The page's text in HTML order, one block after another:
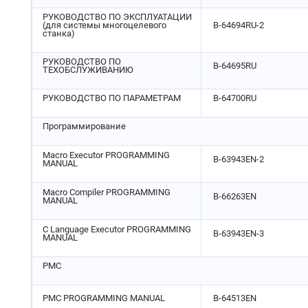
РУКОВОДСТВО ПО ЭКСПЛУАТАЦИИ
(для системы многоцелевого
станка)
B-64694RU-2
РУКОВОДСТВО ПО
ТЕХОБСЛУЖИВАНИЮ
B-64695RU
РУКОВОДСТВО ПО ПАРАМЕТРАМ B-64700RU
Программирование
Macro Executor PROGRAMMING
MANUAL
B-63943EN-2
Macro Compiler PROGRAMMING
MANUAL
B-66263EN
C Language Executor PROGRAMMING
MANUAL
B-63943EN-3
PMC
PMC PROGRAMMING MANUAL B-64513EN
4.73 ПАРАМЕТРЫ РУЧНОГО И АВТОМАТИЧЕСКОГО РЕЖИМОВ РАБОТЫ
(2 ИЗ 2)
4.72 ПАРАМЕТРЫ ЦВЕТОВ ОТОБРАЖЕНИЯ ОКОН (2 ИЗ 2)
4.71 ПАРАМЕТРЫУПРАВЛЕНИЯ ОСЯМИ PMC (2 ИЗ 4)
4.70 ПАРАМЕТРЫ ПЕРЕКЛЮЧЕНИЯ ОСИ
4.69 ПАРАМЕТРЫ УПРАВЛЕНИЯ ОСЯМИ
ДАННЫХ
РАБОТЫ
4.66 ПАРАМЕТРЫ ТЕХНИЧЕСКОГО ОБСЛУЖИВАНИЯ
4.65 ПРОЧИЕ ПАРАМЕТРЫ